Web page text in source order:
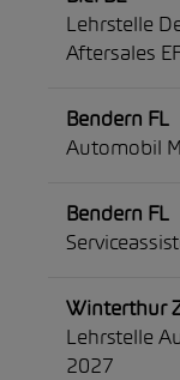
Lehrstelle
Aftersales
Bendern FL
Automobil
Bendern FL
Winterthur
Lehrstelle
2027